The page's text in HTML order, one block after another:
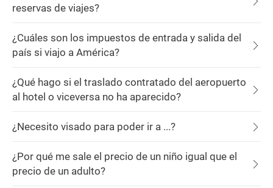
reservas de viajes?
¿Cuáles son los impuestos de entrada y salida del
país si viajo a América?
¿Qué hago si el traslado contratado del aeropuerto
al hotel o viceversa no ha aparecido?
¿Necesito visado para poder ir a ...?
¿Por qué me sale el precio de un niño igual que el
precio de un adulto?